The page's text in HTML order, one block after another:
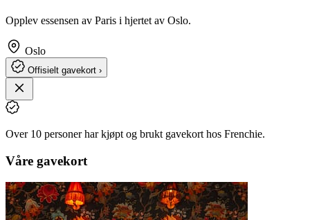
Opplev essensen av Paris i hjertet av Oslo.
Oslo
Offisielt gavekort ›
Over 10 personer har kjøpt og brukt gavekort hos Frenchie.
Våre gavekort